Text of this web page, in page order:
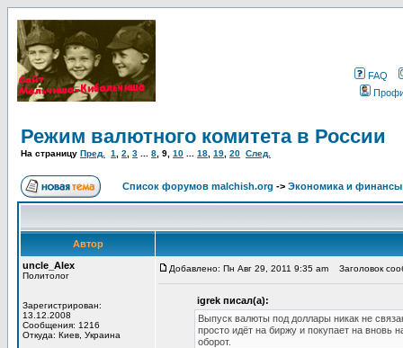
FAQ
Режим валютного комитета в России
На страницу Пред. 1 2 3 8 9 10 18 19 20 След.
Список форумов malchish.org -> Экономика и финансы
Автор
uncle_Alex
Политолог
Зарегистрирован:
13.12.2008
Сообщения: 1216
Откуда: Киев, Украина
Добавлено: Пн Авг 29, 2011 9:35 am Заголовок
igrek писал(а):
Выпуск валюты под доллары никак не
просто идёт на биржу и покупает на вновь
оборот.